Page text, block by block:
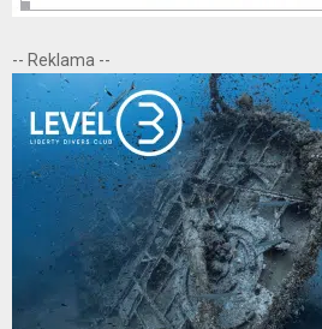
-- Reklama --